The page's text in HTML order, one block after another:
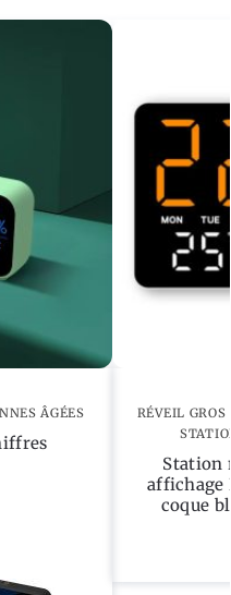
ÂGÉES
RÉVEIL GROS
Station
affichage
coque